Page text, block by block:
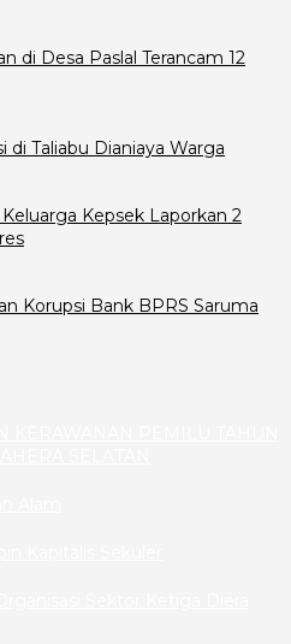
di Desa Paslal Terancam 12
Taliabu Dianiaya Warga
Kepsek Laporkan 2
Korupsi Bank BPRS Saruma